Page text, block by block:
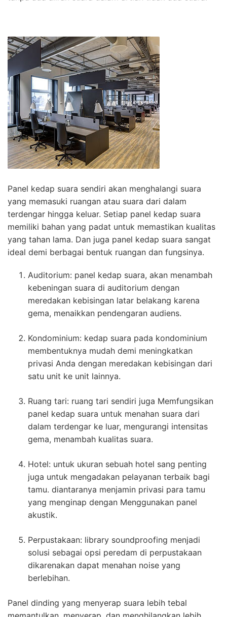
Panel kedap suara sendiri akan menghalangi suara
yang memasuki ruangan atau suara dari dalam
terdengar hingga keluar. Setiap panel kedap suara
memiliki bahan yang padat untuk memastikan kualitas
yang tahan lama. Dan juga panel kedap suara sangat
ideal demi berbagai bentuk ruangan dan fungsinya.
Auditorium: panel kedap suara, akan menambah
kebeningan suara di auditorium dengan
meredakan kebisingan latar belakang karena
gema, menaikkan pendengaran audiens.
Kondominium: kedap suara pada kondominium
membentuknya mudah demi meningkatkan
privasi Anda dengan meredakan kebisingan dari
satu unit ke unit lainnya.
Ruang tari: ruang tari sendiri juga Memfungsikan
panel kedap suara untuk menahan suara dari
dalam terdengar ke luar, mengurangi intensitas
gema, menambah kualitas suara.
Hotel: untuk ukuran sebuah hotel sang penting
juga untuk mengadakan pelayanan terbaik bagi
tamu. diantaranya menjamin privasi para tamu
yang menginap dengan Menggunakan panel
akustik.
Perpustakaan: library soundproofing menjadi
solusi sebagai opsi peredam di perpustakaan
dikarenakan dapat menahan noise yang
berlebihan.
Panel dinding yang menyerap suara lebih tebal